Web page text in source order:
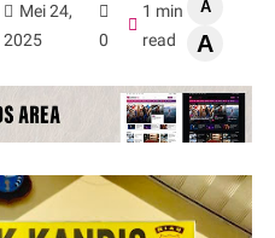
Mei 24,
2025
0
1 min
read
A
A